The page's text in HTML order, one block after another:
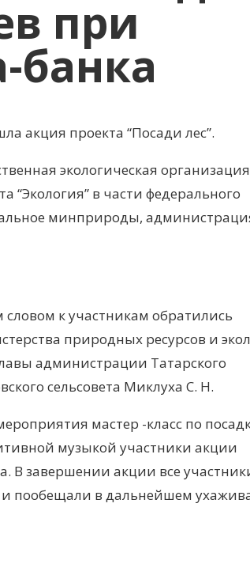
при
банка
акция проекта “Посади лес”.
экологическая организация
“Экология” в части федерального
минприроды,
к участникам обратились
природных ресурсов и
администрации Татарского
сельсовета Миклуха С. Н.
мастер -класс по
музыкой участники акции
В завершении акции все
и пообещали в дальнейшем